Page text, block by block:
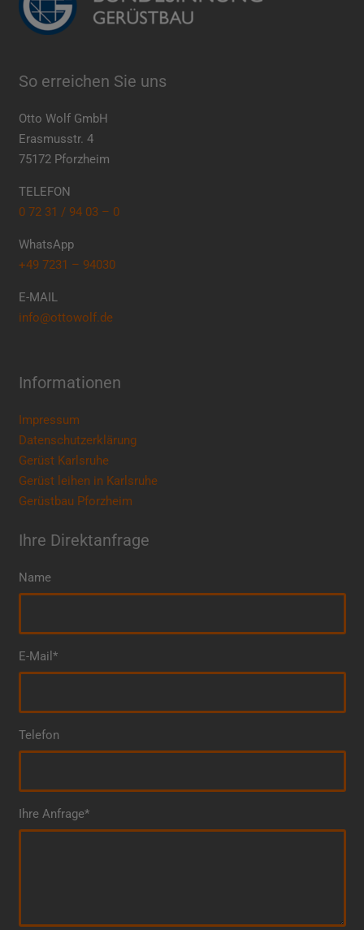
So erreichen Sie uns
Otto Wolf GmbH
Erasmusstr. 4
75172 Pforzheim
TELEFON
0 72 31 / 94 03 – 0
WhatsApp
+49 7231 – 94030
E-MAIL
info@ottowolf.de
Informationen
Impressum
Datenschutzerklärung
Gerüst Karlsruhe
Gerüst leihen in Karlsruhe
Gerüstbau Pforzheim
Ihre Direktanfrage
Name
E-Mail*
Telefon
Ihre Anfrage*